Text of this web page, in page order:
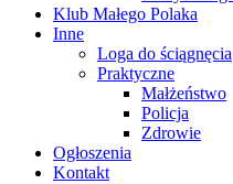
Klub Małego Polaka
Inne
Loga do ściągnęcia
Praktyczne
Małżeństwo
Policja
Zdrowie
Ogłoszenia
Kontakt